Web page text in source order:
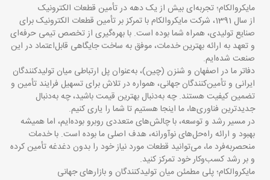
مایکروالکام؛ تجربه‌ای بیش از یک دهه در تأمین قطعات الکترونیک
از سال 1391، شرکت مایکروالکام با تمرکز بر تأمین قطعات الکترونیک برای
صنایع تولیدی، همراه شما بوده است. با بهره‌گیری از تخصص تیمی حرفه‌ای
و تعهد به ارائه بهترین خدمات، موفق به ساخت جایگاهی قابل‌اعتماد در این
صنعت شده‌ایم.
دفاتر ما در اصفهان و شنزن (چین)، به‌عنوان پل ارتباطی میان تولیدکنندگان
ایرانی و تأمین‌کنندگان جهانی، همواره در تلاش برای تسهیل فرایند تأمین و
تضمین کیفیت هستند. چه به‌دنبال بهترین قیمت باشید، چه به‌دنبال
جدیدترین فناوری‌ها، ما اینجا هستیم تا شما را یاری کنیم.
در مسیر رشد و توسعه، با چالش‌های متعددی روبرو بوده‌ایم، اما همیشه
بهبود و ارائه راه‌حل‌های نوآورانه، هدف اصلی ما بوده است. با خدمات
منحصربه‌فرد ما، می‌توانید قطعات مورد نیاز خود را بدون دغدغه تأمین کرده
و بر رشد کسب‌وکار خود تمرکز کنید.
مایکروالکام؛ پلی مطمئن میان تولیدکنندگان و بازارهای جهانی